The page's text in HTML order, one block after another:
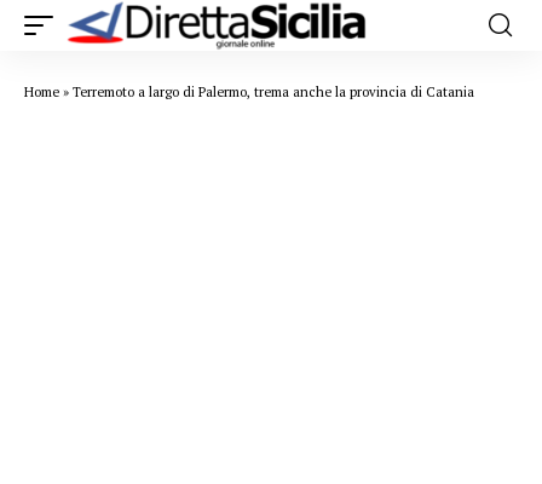
Home » Terremoto a largo di Palermo, trema anche la provincia di Catania